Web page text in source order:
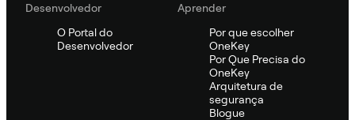
Desenvolvedor
O Portal do
Desenvolvedor
Aprender
Por que escolher
OneKey
Por Que Precisa do
OneKey
Arquitetura de
segurança
Blogue